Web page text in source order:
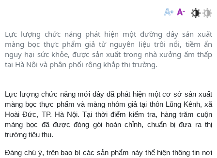
Lực lượng chức năng phát hiện một đường dây sản xuất
màng bọc thực phẩm giả từ nguyên liệu trôi nổi, tiềm ẩn
nguy hại sức khỏe, được sản xuất trong nhà xưởng ẩm thấp
tại Hà Nội và phân phối rộng khắp thị trường.
Lực lượng chức năng mới đây đã phát hiện một cơ sở sản xuất
màng bọc thực phẩm và màng nhôm giả tại thôn Lũng Kênh, xã
Hoài Đức, TP. Hà Nội. Tại thời điểm kiểm tra, hàng trăm cuộn
màng bọc đã được đóng gói hoàn chỉnh, chuẩn bị đưa ra thị
trường tiêu thụ.
Đáng chú ý, trên bao bì các sản phẩm này thể hiện thông tin nơi